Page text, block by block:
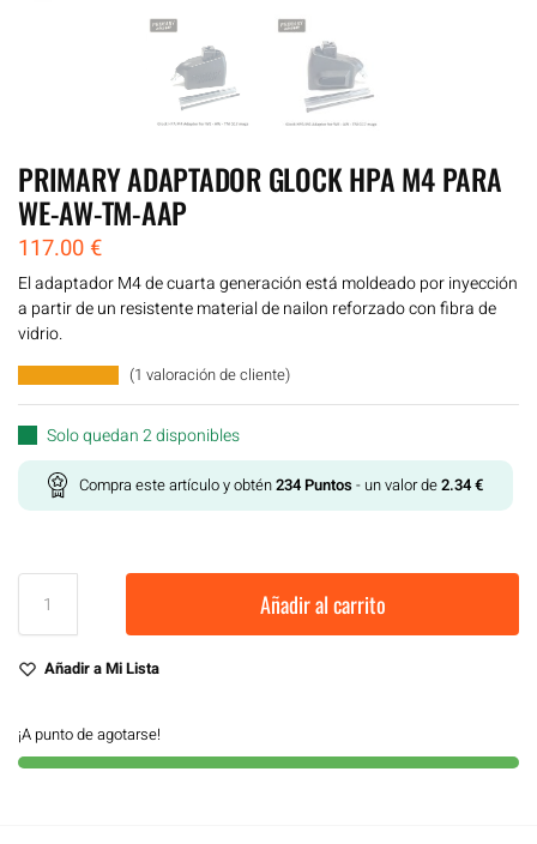
PRIMARY ADAPTADOR GLOCK HPA M4 PARA
WE-AW-TM-AAP
117.00€
El adaptador M4 de cuarta generación está moldeado por inyección
a partir de un resistente material de nailon reforzado con fibra de
vidrio.
(1 valoración de cliente)
Solo quedan 2 disponibles
Compra este artículo y obtén234Puntos - un valor de2.34€
Añadir al carrito
Añadir a Mi Lista
¡A punto de agotarse!